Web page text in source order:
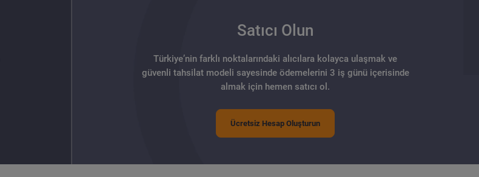
Satıcı Olun
Türkiye’nin farklı noktalarındaki alıcılara kolayca ulaşmak ve
güvenli tahsilat modeli sayesinde ödemelerini 3 iş günü içerisinde
almak için hemen satıcı ol.
Ücretsiz Hesap Oluşturun